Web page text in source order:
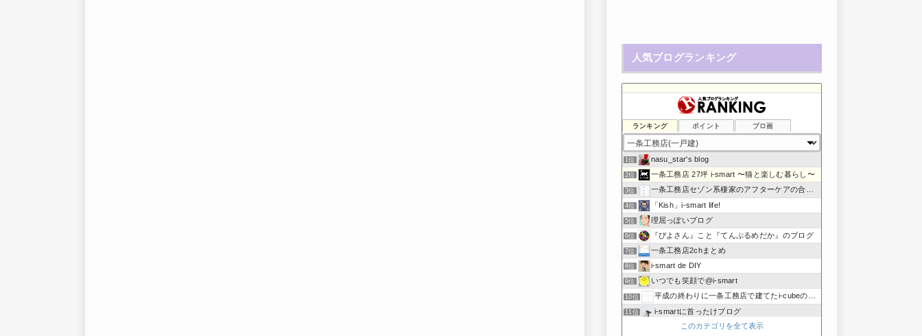
人気ブログランキング
ランキング ポイント ブロ画
1位 nasu_star's blog
2位 一条工務店 27坪 i-smart 〜猫と楽しむ暮らし〜
3位 一条工務店セゾン系棲家のアフターケアの合間に綴るブログ
4位 「Kish」i-smart life!
5位 理屈っぽいブログ
6位 『ぴよさん』こと『てんぷるめだか』のブログ
7位 一条工務店2chまとめ
8位 i-smart de DIY
9位 いつでも笑顔で@i-smart
10位 平成の終わりに一条工務店で建てたi-cubeのブログ
11位 i-smartに首ったけブログ
節約しないエコライフ
このカテゴリを全て表示